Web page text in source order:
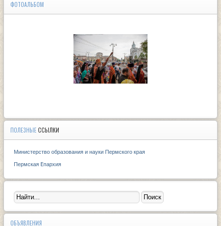
ФОТОАЛЬБОМ
ПОЛЕЗНЫЕССЫЛКИ
Министерство образования и науки Пермского края
Пермская Eпархия
ОБЪЯВЛЕНИЯ